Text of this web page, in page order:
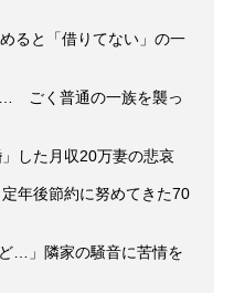
ると「借りてない」の一
ごく普通の一族を襲っ
した月収20万妻の悲哀
年後節約に努めてきた70
…」隣家の騒音に苦情を